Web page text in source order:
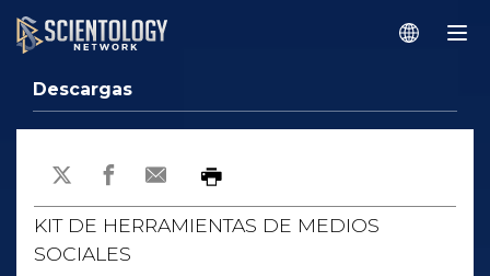
Descargas
KIT DE HERRAMIENTAS DE MEDIOS
SOCIALES